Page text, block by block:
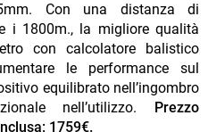
Con una distanza di
i 1800m., la migliore qualità
con calcolatore balistico
le performance sul
equilibrato nell’ingombro
nell’utilizzo. Prezzo
1759€.